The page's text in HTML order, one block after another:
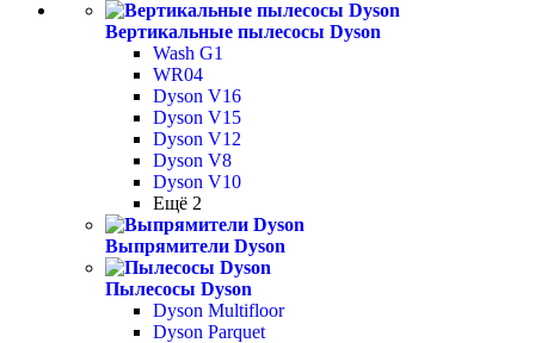
Вертикальные пылесосы Dyson
Wash G1
WR04
Dyson V16
Dyson V15
Dyson V12
Dyson V8
Dyson V10
Ещё 2
Выпрямители Dyson
Пылесосы Dyson
Dyson Multifloor
Dyson Parquet